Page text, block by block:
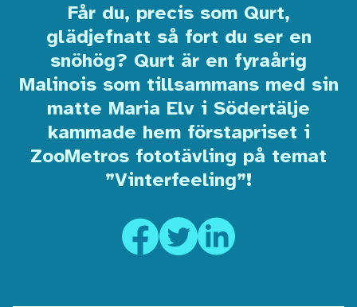
Får du, precis som Qurt,
glädjefnatt så fort du ser en
snöhög? Qurt är en fyraårig
Malinois som tillsammans med sin
matte Maria Elv i Södertälje
kammade hem förstapriset i
ZooMetros fototävling på temat
”Vinterfeeling”!